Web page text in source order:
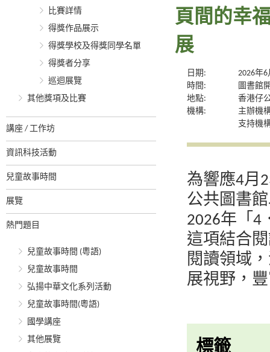
比賽詳情
得獎作品展示
得獎學校及得獎同學名單
得獎者分享
巡迴展覽
其他獎項及比賽
講座 / 工作坊
資訊科技活動
兒童故事時間
展覽
熱門題目
兒童故事時間 (粵語)
兒童故事時間
弘揚中華文化系列活動
兒童故事時間(粵語)
國學講座
其他展覽
頁間的幸
展
日期:
2026年
時間:
圖書館
地點:
香港仔
機構:
主辦機
支持機
為響應4月
公共圖書
2026年「4
這項結合
閱讀領域
展視野，
標籤